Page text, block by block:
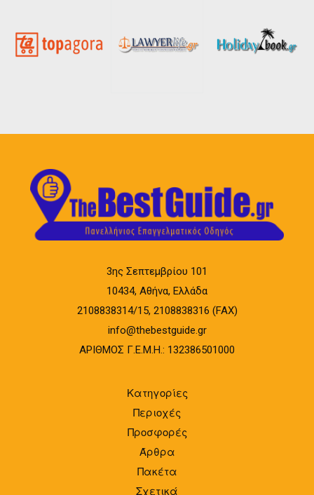
3ης Σεπτεμβρίου 101
10434, Αθήνα, Ελλάδα
2108838314/15, 2108838316 (FAX)
info@thebestguide.gr
ΑΡΙΘΜΟΣ Γ.Ε.Μ.Η.: 132386501000
Κατηγορίες
Περιοχές
Προσφορές
Άρθρα
Πακέτα
Σχετικά